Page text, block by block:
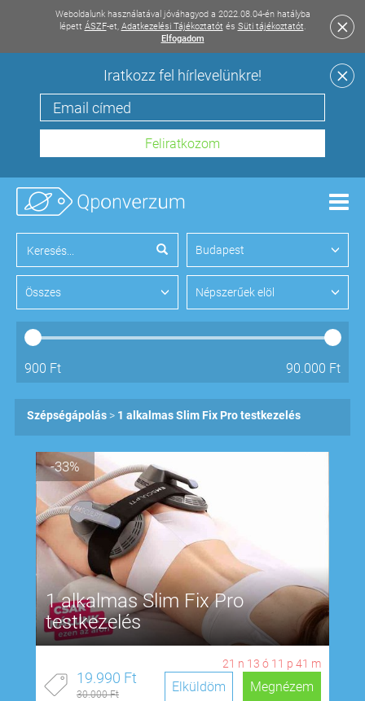
Weboldalunk használatával jóváhagyod a 2022.08.04-én hatályba
lépett ÁSZF-et, Adatkezelési Tájékoztatót és Süti tájékoztatót.
Elfogadom
Iratkozz fel hírlevelünkre!
Budapest
Összes Népszerűek elöl
900 Ft 90.000 Ft
Szépségápolás 1 alkalmas Slim Fix Pro testkezelés
-33%
1 alkalmas Slim Fix Pro
testkezelés
21 n 13 ó 11 p 40 m
19.990 Ft
30.000 Ft Megnézem
Elküldöm